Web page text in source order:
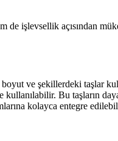
de işlevsellik açısından
boyut ve şekillerdeki taşlar
Bu taşların
kolayca entegre